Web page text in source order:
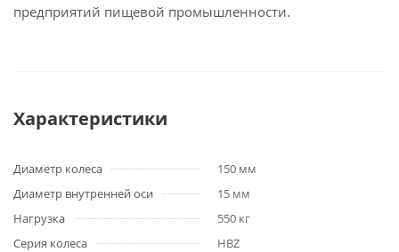
предприятий пищевой промышленности.
Характеристики
Диаметр колеса
150 мм
Диаметр внутренней оси
15 мм
Нагрузка
550 кг
Серия колеса
HBZ